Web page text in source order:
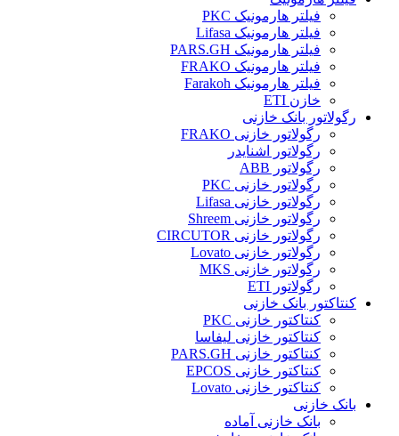
فیلتر هارمونیک PKC
فیلتر هارمونیک Lifasa
فیلتر هارمونیک PARS.GH
فیلتر هارمونیک FRAKO
فیلتر هارمونیک Farakoh
خازن ETI
رگولاتور بانک خازنی
رگولاتور خازنی FRAKO
رگولاتور اشنایدر
رگولاتور ABB
رگولاتور خازنی PKC
رگولاتور خازنی Lifasa
رگولاتور خازنی Shreem
رگولاتور خازنی CIRCUTOR
رگولاتور خازنی Lovato
رگولاتور خازنی MKS
رگولاتور ETI
کنتاکتور بانک خازنی
کنتاکتور خازنی PKC
کنتاکتور خازنی لیفاسا
کنتاکتور خازنی PARS.GH
کنتاکتور خازنی EPCOS
کنتاکتور خازنی Lovato
بانک خازنی
بانک خازنی آماده